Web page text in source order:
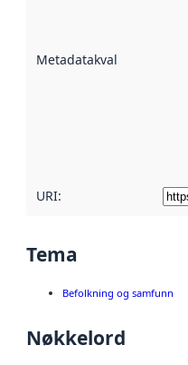
Metadatakvalitet
URI:
Tema
Befolkning og samfunn
Nøkkelord